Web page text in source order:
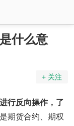
什么意
+ 关注
行反向操作，了
期货合约、期权